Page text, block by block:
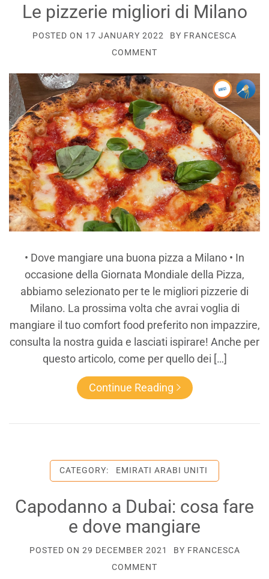
Le pizzerie migliori di Milano
POSTED ON 17 JANUARY 2022 BY FRANCESCA
COMMENT
• Dove mangiare una buona pizza a Milano • In
occasione della Giornata Mondiale della Pizza,
abbiamo selezionato per te le migliori pizzerie di
Milano. La prossima volta che avrai voglia di
mangiare il tuo comfort food preferito non impazzire,
consulta la nostra guida e lasciati ispirare! Anche per
questo articolo, come per quello dei […]
Continue Reading
CATEGORY: EMIRATI ARABI UNITI
Capodanno a Dubai: cosa fare
e dove mangiare
POSTED ON 29 DECEMBER 2021 BY FRANCESCA
COMMENT